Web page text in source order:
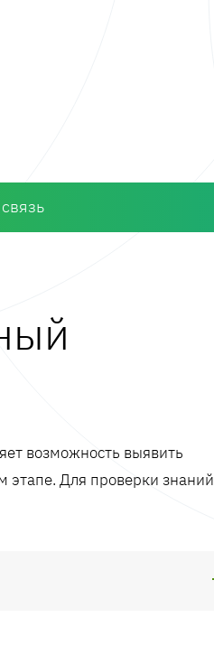
возможность выявить
этапе. Для проверки знаний